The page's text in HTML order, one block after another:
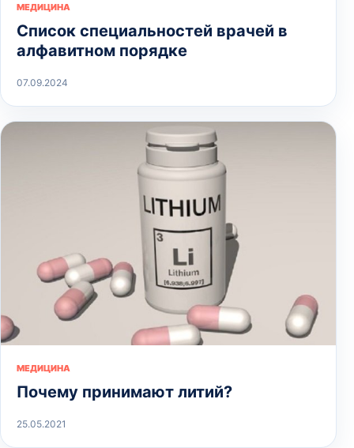
МЕДИЦИНА
Список специальностей врачей в
алфавитном порядке
07.09.2024
МЕДИЦИНА
Почему принимают литий?
25.05.2021